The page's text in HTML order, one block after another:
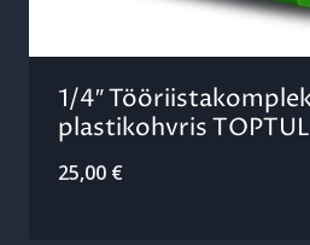
1/4″
plastikohvris TOPTUL
25,00 €